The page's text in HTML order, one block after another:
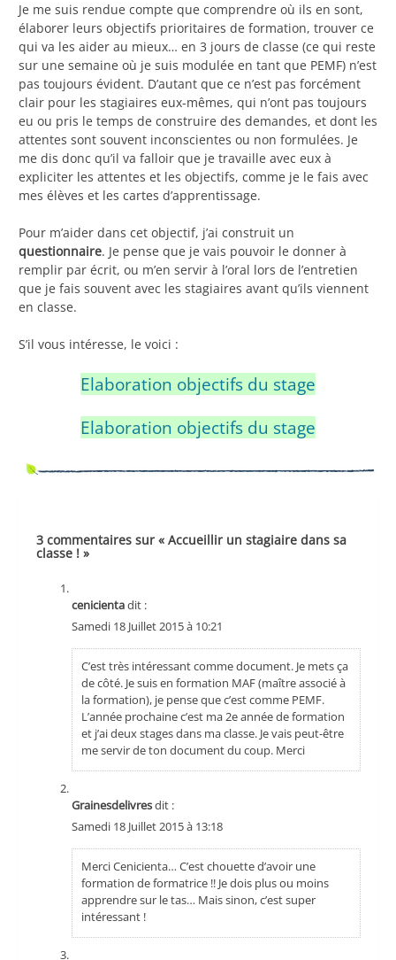
Je me suis rendue compte que comprendre où ils en sont,
élaborer leurs objectifs prioritaires de formation, trouver ce
qui va les aider au mieux… en 3 jours de classe (ce qui reste
sur une semaine où je suis modulée en tant que PEMF) n’est
pas toujours évident. D’autant que ce n’est pas forcément
clair pour les stagiaires eux-mêmes, qui n’ont pas toujours
eu ou pris le temps de construire des demandes, et dont les
attentes sont souvent inconscientes ou non formulées. Je
me dis donc qu’il va falloir que je travaille avec eux à
expliciter les attentes et les objectifs, comme je le fais avec
mes élèves et les cartes d’apprentissage.
Pour m’aider dans cet objectif, j’ai construit un
questionnaire. Je pense que je vais pouvoir le donner à
remplir par écrit, ou m’en servir à l’oral lors de l’entretien
que je fais souvent avec les stagiaires avant qu’ils viennent
en classe.
S’il vous intéresse, le voici :
Elaboration objectifs du stage
Elaboration objectifs du stage
3 commentaires sur « Accueillir un stagiaire dans sa
classe ! »
cenicientadit :
Samedi 18 Juillet 2015 à 10:21
C’est très intéressant comme document. Je mets ça
de côté. Je suis en formation MAF (maître associé à
la formation), je pense que c’est comme PEMF.
L’année prochaine c’est ma 2e année de formation
et j’ai deux stages dans ma classe. Je vais peut-être
me servir de ton document du coup. Merci
Grainesdelivresdit :
Samedi 18 Juillet 2015 à 13:18
Merci Cenicienta… C’est chouette d’avoir une
formation de formatrice !! Je dois plus ou moins
apprendre sur le tas… Mais sinon, c’est super
intéressant !